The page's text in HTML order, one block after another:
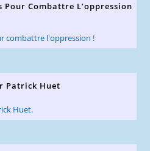
Pour Combattre L’oppression
Patrick Huet